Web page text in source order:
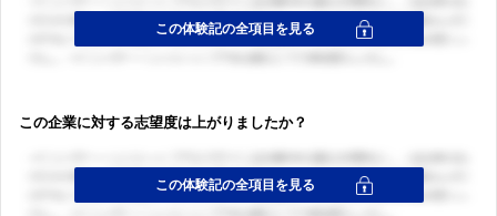
この企業に対する志望度は上がりましたか？